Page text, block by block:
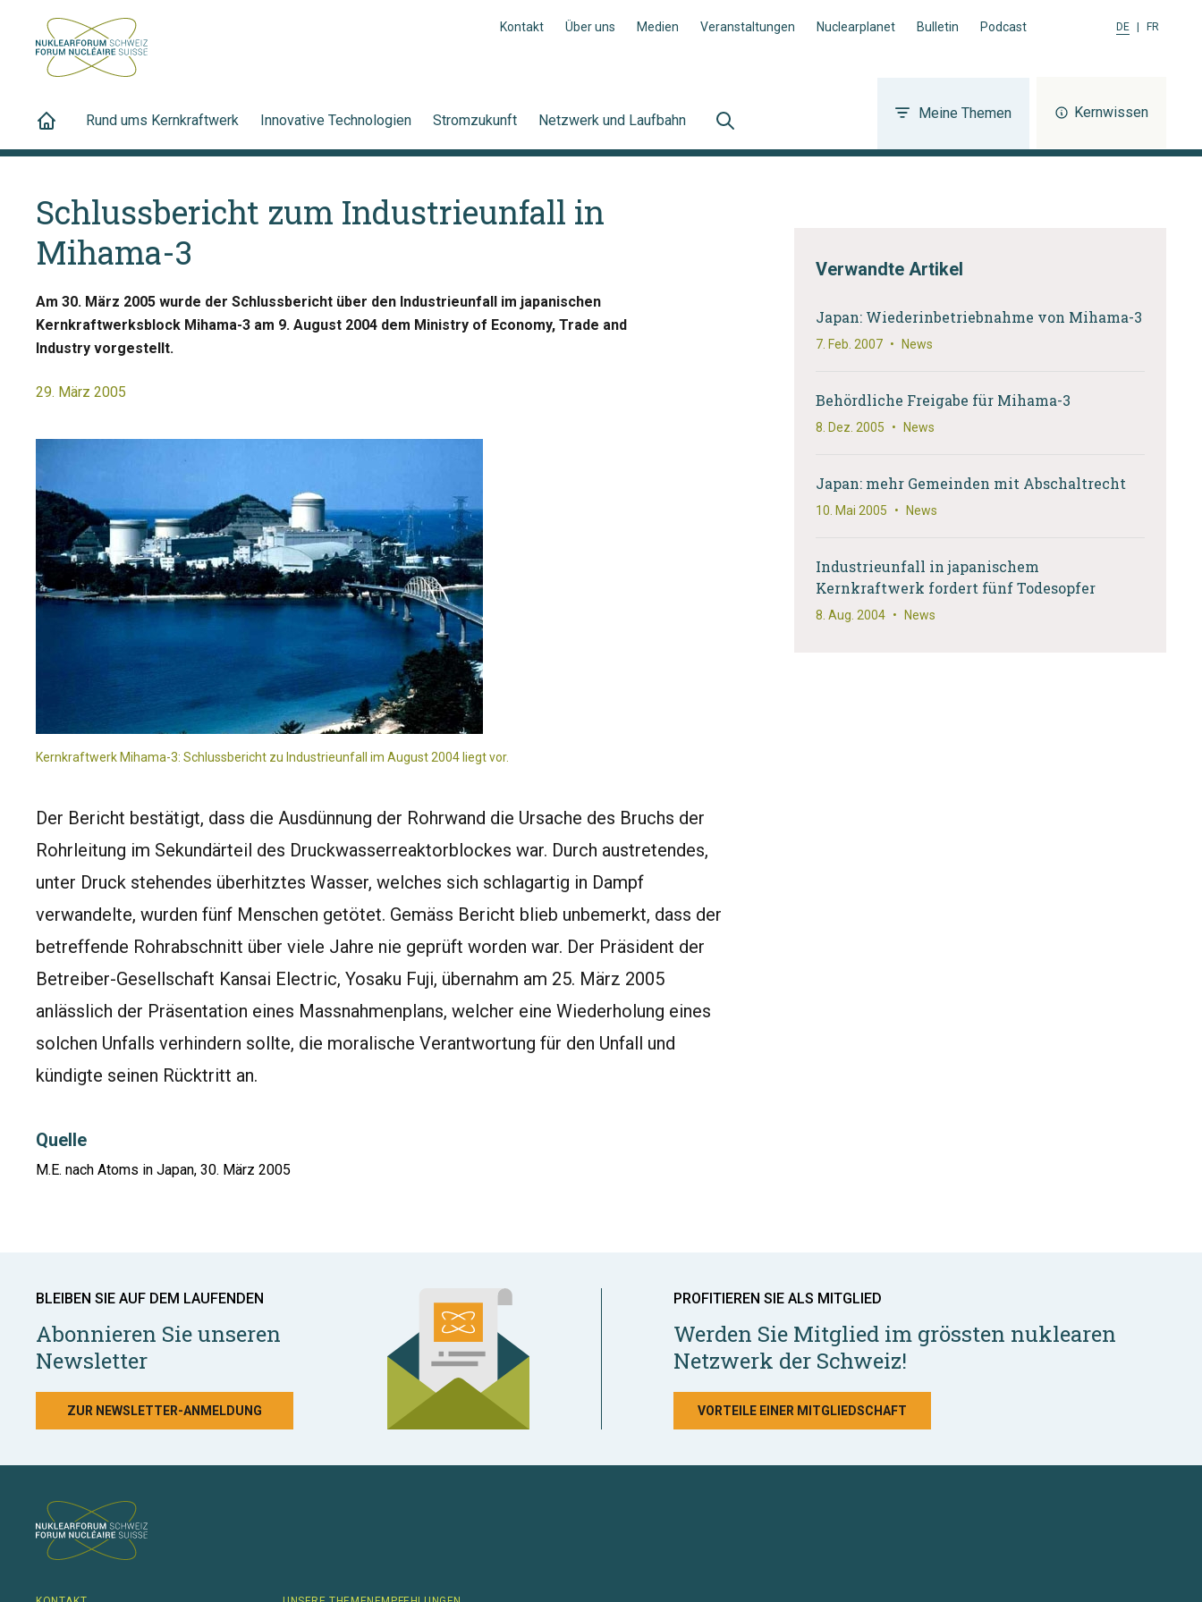
Kontakt Über uns Medien Veranstaltungen Nuclearplanet Bulletin Podcast DE FR
Rund ums Kernkraftwerk Innovative Technologien Stromzukunft Netzwerk und Laufbahn Meine Themen Kernwissen
Schlussbericht zum Industrieunfall in
Mihama-3
Am 30. März 2005 wurde der Schlussbericht über den Industrieunfall im japanischen
Kernkraftwerksblock Mihama-3 am 9. August 2004 dem Ministry of Economy, Trade and
Industry vorgestellt.
29. März 2005
Kernkraftwerk Mihama-3: Schlussbericht zu Industrieunfall im August 2004 liegt vor.
Der Bericht bestätigt, dass die Ausdünnung der Rohrwand die Ursache des Bruchs der
Rohrleitung im Sekundärteil des Druckwasserreaktorblockes war. Durch austretendes,
unter Druck stehendes überhitztes Wasser, welches sich schlagartig in Dampf
verwandelte, wurden fünf Menschen getötet. Gemäss Bericht blieb unbemerkt, dass der
betreffende Rohrabschnitt über viele Jahre nie geprüft worden war. Der Präsident der
Betreiber-Gesellschaft Kansai Electric, Yosaku Fuji, übernahm am 25. März 2005
anlässlich der Präsentation eines Massnahmenplans, welcher eine Wiederholung eines
solchen Unfalls verhindern sollte, die moralische Verantwortung für den Unfall und
kündigte seinen Rücktritt an.
Quelle
M.E. nach Atoms in Japan, 30. März 2005
Verwandte Artikel
Japan: Wiederinbetriebnahme von Mihama-3
7. Feb. 2007 • News
Behördliche Freigabe für Mihama-3
8. Dez. 2005 • News
Japan: mehr Gemeinden mit Abschaltrecht
10. Mai 2005 • News
Industrieunfall in japanischem
Kernkraftwerk fordert fünf Todesopfer
8. Aug. 2004 • News
BLEIBEN SIE AUF DEM LAUFENDEN
Abonnieren Sie unseren
Newsletter
ZUR NEWSLETTER-ANMELDUNG
PROFITIEREN SIE ALS MITGLIED
Werden Sie Mitglied im grössten nuklearen
Netzwerk der Schweiz!
VORTEILE EINER MITGLIEDSCHAFT